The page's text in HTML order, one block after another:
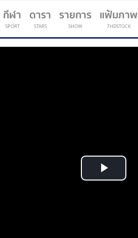
กีฬา
SPORT
(current)
ดารา
STARS
รายการ
SHOW
แฟ้มภาพ
7HDSTOCK
Play